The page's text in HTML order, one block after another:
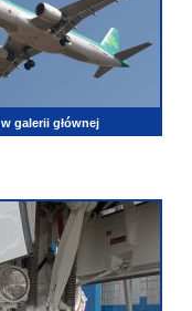
w galerii głównej